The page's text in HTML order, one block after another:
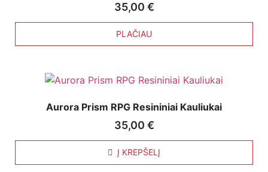
35,00 €
PLAČIAU
Aurora Prism RPG Resininiai Kauliukai
35,00 €
Į KREPŠELĮ